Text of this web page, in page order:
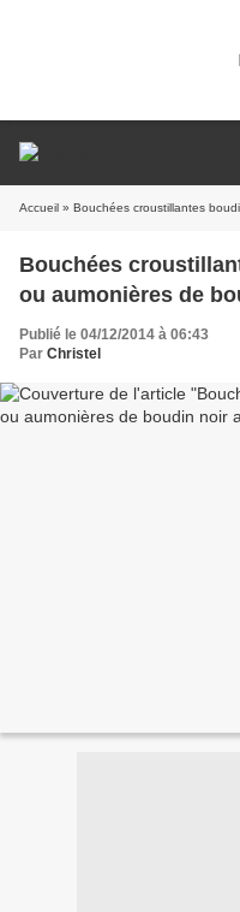
Accueil » Bouchées croustillantes boudin
Bouchées
ou aumonières de
Publié le 04/12/2014 à 06:43
Par Christel